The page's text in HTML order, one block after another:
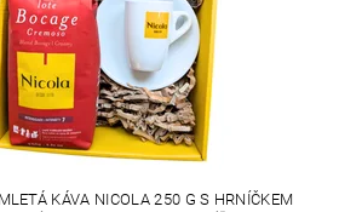
KÁVA NICOLA 250 G S HRNÍČKEM